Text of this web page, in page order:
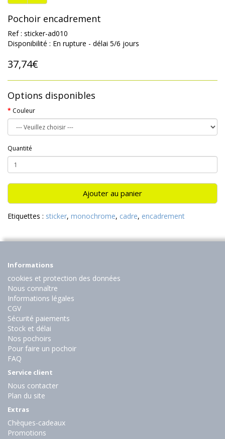
Pochoir encadrement
Ref : sticker-ad010
Disponibilité : En rupture - délai 5/6 jours
37,74€
Options disponibles
Couleur
Quantité
Ajouter au panier
Etiquettes : sticker, monochrome, cadre, encadrement
Informations
cookies et protection des données
Nous connaître
Informations légales
CGV
Sécurité paiements
Stock et délai
Nos pochoirs
Pour faire un pochoir
FAQ
Service client
Nous contacter
Plan du site
Extras
Chèques-cadeaux
Promotions